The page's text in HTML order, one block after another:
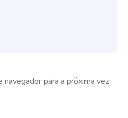
para a próxima vez